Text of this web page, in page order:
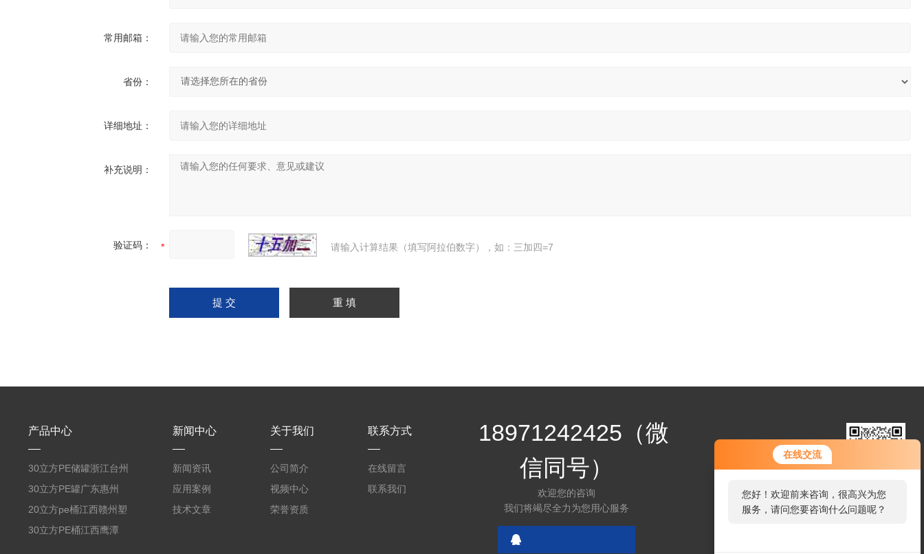
在线交流
您好！欢迎前来咨询，很高兴为您
服务，请问您要咨询什么问题呢？
常用邮箱：
省份：
详细地址：
补充说明：
验证码： 请输入计算结果（填写阿拉伯数字），如：三加四=7
产品中心
30立方PE储罐浙江台州
PE蓄水箱一体成型塑料
储罐30吨大桶
30立方PE罐广东惠州
PE水箱厂家定制30吨酸
碱化工储存罐
20立方pe桶江西赣州塑
料防腐储罐20吨PE聚乙
30立方PE桶江西鹰潭
新闻中心
新闻资讯
应用案例
技术文章
关于我们
公司简介
视频中心
荣誉资质
联系方式
在线留言
联系我们
18971242425（微
信同号）
欢迎您的咨询
我们将竭尽全力为您用心服务
扫码加微信